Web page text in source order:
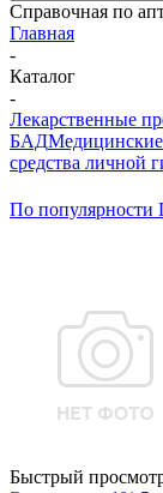
Справочная по
Главная
-
Каталог
-
Лекарственные
БАДМедицинские
средства личной
По популярности
Быстрый